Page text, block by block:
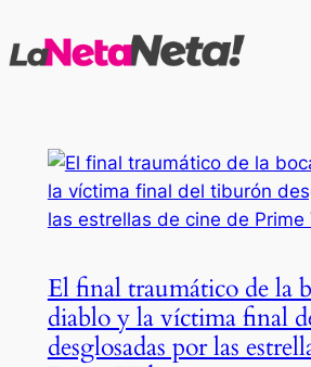
al
El final traumático de la
diablo y la víctima final
desglosadas por las